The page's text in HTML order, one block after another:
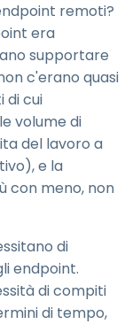
remoti?
era
supportare
c'erano quasi
di cui
volume di
del lavoro a
e la
con meno, non
di
endpoint.
di compiti
di tempo,